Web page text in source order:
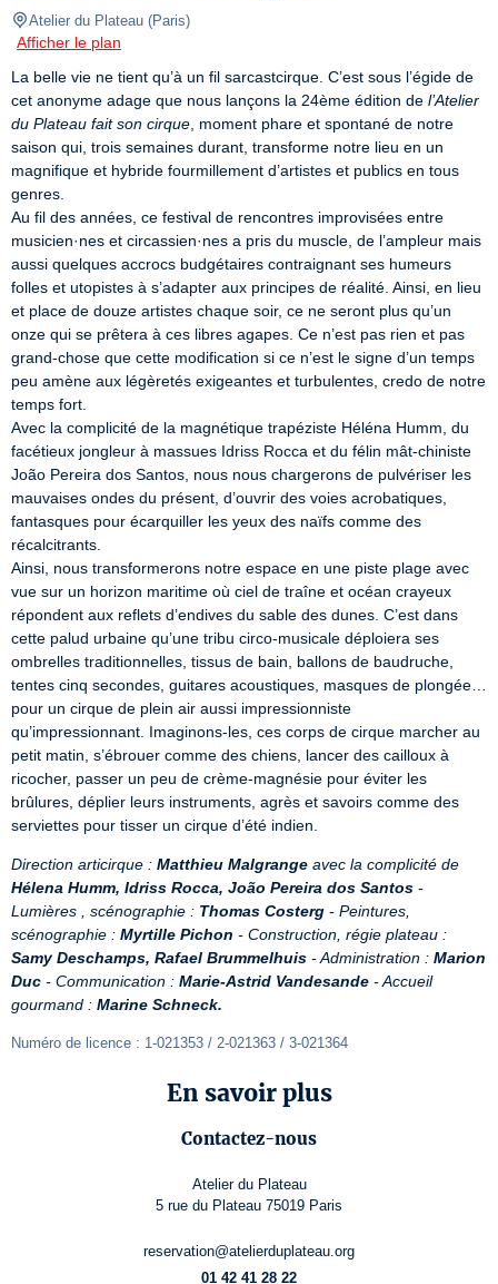
Atelier du Plateau (Paris)
Afficher le plan
La belle vie ne tient qu’à un fil sarcastcirque. C’est sous l’égide de
cet anonyme adage que nous lançons la 24ème édition de l’Atelier
du Plateau fait son cirque , moment phare et spontané de notre
saison qui, trois semaines durant, transforme notre lieu en un
magnifique et hybride fourmillement d’artistes et publics en tous
genres.
Au fil des années, ce festival de rencontres improvisées entre
musicien·nes et circassien·nes a pris du muscle, de l’ampleur mais
aussi quelques accrocs budgétaires contraignant ses humeurs
folles et utopistes à s’adapter aux principes de réalité. Ainsi, en lieu
et place de douze artistes chaque soir, ce ne seront plus qu’un
onze qui se prêtera à ces libres agapes. Ce n’est pas rien et pas
grand-chose que cette modification si ce n’est le signe d’un temps
peu amène aux légèretés exigeantes et turbulentes, credo de notre
temps fort.
Avec la complicité de la magnétique trapéziste Héléna Humm, du
facétieux jongleur à massues Idriss Rocca et du félin mât-chiniste
João Pereira dos Santos, nous nous chargerons de pulvériser les
mauvaises ondes du présent, d’ouvrir des voies acrobatiques,
fantasques pour écarquiller les yeux des naïfs comme des
récalcitrants.
Ainsi, nous transformerons notre espace en une piste plage avec
vue sur un horizon maritime où ciel de traîne et océan crayeux
répondent aux reflets d’endives du sable des dunes. C’est dans
cette palud urbaine qu’une tribu circo-musicale déploiera ses
ombrelles traditionnelles, tissus de bain, ballons de baudruche,
tentes cinq secondes, guitares acoustiques, masques de plongée…
pour un cirque de plein air aussi impressionniste
qu’impressionnant. Imaginons-les, ces corps de cirque marcher au
petit matin, s’ébrouer comme des chiens, lancer des cailloux à
ricocher, passer un peu de crème-magnésie pour éviter les
brûlures, déplier leurs instruments, agrès et savoirs comme des
serviettes pour tisser un cirque d’été indien.
Direction articirque : Matthieu Malgrange
Hélena Humm, Idriss Rocca, João Pereira dos Santos -
Lumières , scénographie : Thomas Costerg - Peintures,
scénographie : Myrtille Pichon
Samy Deschamps, Rafael Brummelhuis - Administration : Marion
Duc - Communication : Marie-Astrid Vandesande - Accueil
gourmand : Marine Schneck.
Numéro de licence : 1-021353 / 2-021363 / 3-021364
En savoir plus
Contactez-nous
Atelier du Plateau
5 rue du Plateau 75019 Paris
reservation@atelierduplateau.org
01 42 41 28 22